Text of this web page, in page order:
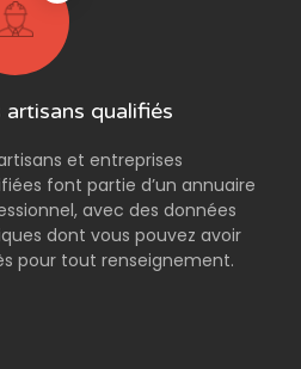
artisans qualifiés
et entreprises
font partie d’un annuaire
avec des données
dont vous pouvez avoir
pour tout renseignement.